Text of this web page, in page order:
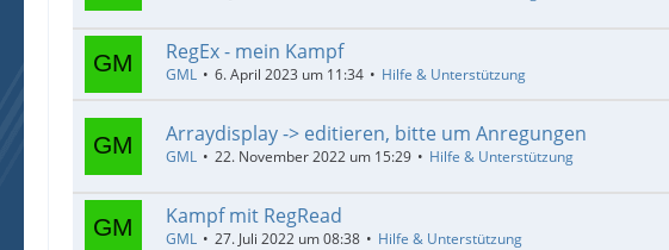
RegEx - mein Kampf
GML 6. April 2023 um 11:34 Hilfe & Unterstützung
Arraydisplay -> editieren, bitte um Anregungen
GML 22. November 2022 um 15:29 Hilfe & Unterstützung
Kampf mit RegRead
GML 27. Juli 2022 um 08:38 Hilfe & Unterstützung